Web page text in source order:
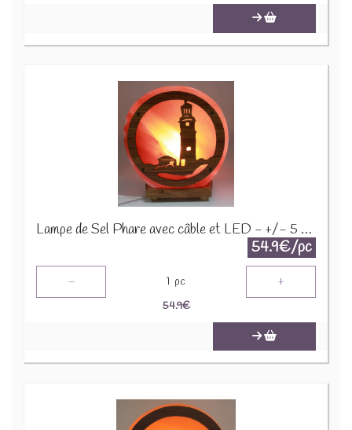
Lampe de Sel Phare avec câble et LED - +/- 5 kgs SEA101
54.9€/pc
- 1 pc +
54.9€